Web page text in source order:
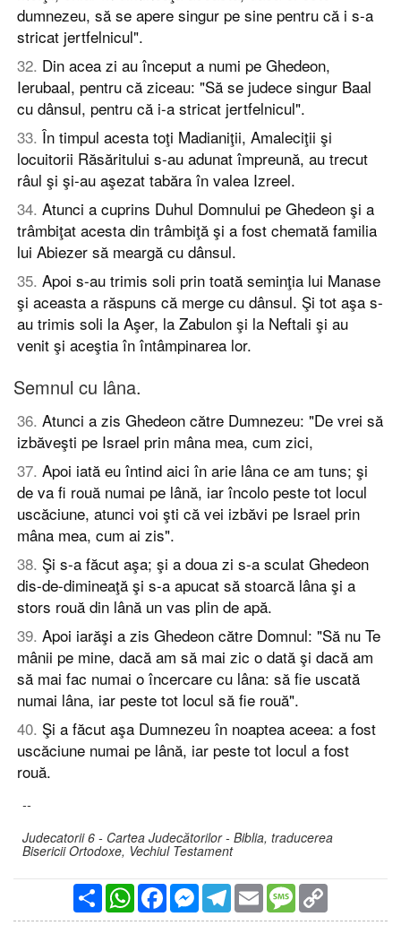
dumnezeu, să se apere singur pe sine pentru că i s-a
stricat jertfelnicul".
32. Din acea zi au început a numi pe Ghedeon,
Ierubaal, pentru că ziceau: "Să se judece singur Baal
cu dânsul, pentru că i-a stricat jertfelnicul".
33. În timpul acesta toţi Madianiţii, Amaleciţii şi
locuitorii Răsăritului s-au adunat împreună, au trecut
râul şi şi-au aşezat tabăra în valea Izreel.
34. Atunci a cuprins Duhul Domnului pe Ghedeon şi a
trâmbiţat acesta din trâmbiţă şi a fost chemată familia
lui Abiezer să meargă cu dânsul.
35. Apoi s-au trimis soli prin toată seminţia lui Manase
şi aceasta a răspuns că merge cu dânsul. Şi tot aşa s-
au trimis soli la Aşer, la Zabulon şi la Neftali şi au
venit şi aceştia în întâmpinarea lor.
Semnul cu lâna.
36. Atunci a zis Ghedeon către Dumnezeu: "De vrei să
izbăveşti pe Israel prin mâna mea, cum zici,
37. Apoi iată eu întind aici în arie lâna ce am tuns; şi
de va fi rouă numai pe lână, iar încolo peste tot locul
uscăciune, atunci voi şti că vei izbăvi pe Israel prin
mâna mea, cum ai zis".
38. Şi s-a făcut aşa; şi a doua zi s-a sculat Ghedeon
dis-de-dimineaţă şi s-a apucat să stoarcă lâna şi a
stors rouă din lână un vas plin de apă.
39. Apoi iarăşi a zis Ghedeon către Domnul: "Să nu Te
mânii pe mine, dacă am să mai zic o dată şi dacă am
să mai fac numai o încercare cu lâna: să fie uscată
numai lâna, iar peste tot locul să fie rouă".
40. Şi a făcut aşa Dumnezeu în noaptea aceea: a fost
uscăciune numai pe lână, iar peste tot locul a fost
rouă.
--
Judecatorii 6 - Cartea Judecătorilor - Biblia, traducerea
Bisericii Ortodoxe, Vechiul Testament
PartajareWhatsAppFacebookMessengerTelegram
Email Message